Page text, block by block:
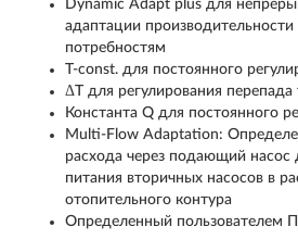
Dynamic Adapt plus для
адаптации
потребностям
T-const. для постоянного
ΔT для регулирования
Константа Q для постоянного
Multi-Flow Adaptation:
расхода через подающий насос
питания вторичных насосов в
отопительного контура
Определенный пользователем